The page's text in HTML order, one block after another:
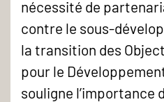
nécessité de
contre le sous-
la transition des
pour le
souligne l’importance